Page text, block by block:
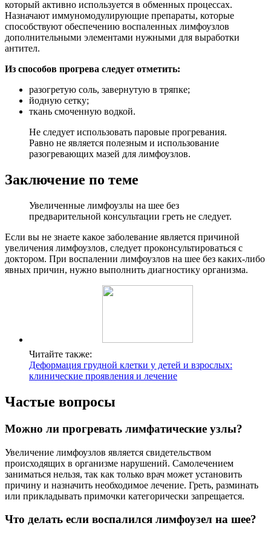
который активно используется в обменных процессах.
Назначают иммуномодулирующие препараты, которые
способствуют обеспечению воспаленных лимфоузлов
дополнительными элементами нужными для выработки
антител.
Из способов прогрева следует отметить:
разогретую соль, завернутую в тряпке;
йодную сетку;
ткань смоченную водкой.
Не следует использовать паровые прогревания.
Равно не является полезным и использование
разогревающих мазей для лимфоузлов.
Заключение по теме
Увеличенные лимфоузлы на шее без
предварительной консультации греть не следует.
Если вы не знаете какое заболевание является причиной
увеличения лимфоузлов, следует проконсультироваться с
доктором. При воспалении лимфоузлов на шее без каких-либо
явных причин, нужно выполнить диагностику организма.
Читайте также:
Деформация грудной клетки у детей и взрослых:
клинические проявления и лечение
Частые вопросы
Можно ли прогревать лимфатические узлы?
Увеличение лимфоузлов является свидетельством
происходящих в организме нарушений. Самолечением
заниматься нельзя, так как только врач может установить
причину и назначить необходимое лечение. Греть, разминать
или прикладывать примочки категорически запрещается.
Что делать если воспалился лимфоузел на шее?